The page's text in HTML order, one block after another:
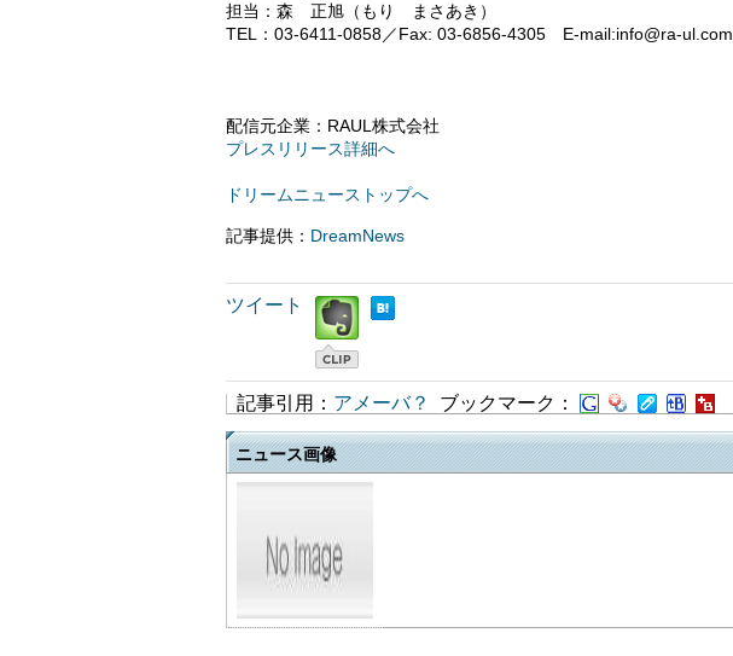
担当：森 正旭（もり まさあき）
TEL：03-6411-0858／Fax: 03-6856-4305 E-mail:info@ra-ul.com
配信元企業：RAUL株式会社
プレスリリース詳細へ
ドリームニューストップへ
記事提供： DreamNews
ツイート
記事引用： アメーバ？ ブックマーク：
ニュース画像